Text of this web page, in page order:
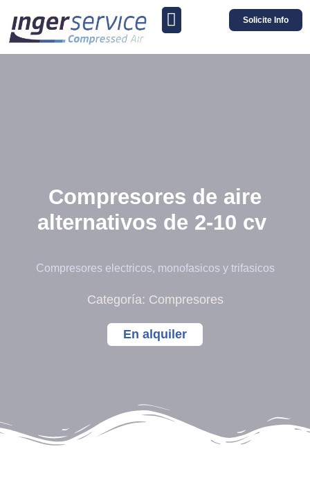
Solicite Info
Compresores de aire
alternativos de 2-10 cv
Compresores electricos, monofasicos y trifasicos
Categoría: Compresores
En alquiler